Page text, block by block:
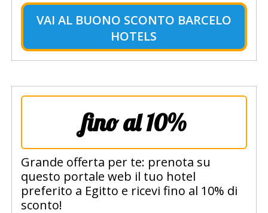
VAI AL BUONO SCONTO BARCELO
HOTELS
fino al 10%
Grande offerta per te: prenota su
questo portale web il tuo hotel
preferito a Egitto e ricevi fino al 10% di
sconto!